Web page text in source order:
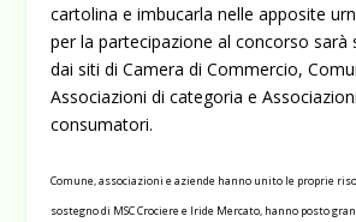
cartolina e imbucarla nelle apposite
per la partecipazione al concorso sarà
dai siti di Camera di Commercio,
Associazioni di categoria e
consumatori.
Comune, associazioni e aziende hanno unito le proprie
sostegno di MSC Crociere e Iride Mercato, hanno posto